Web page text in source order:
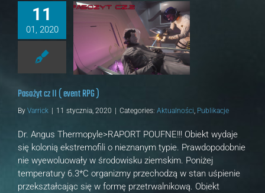
11
01, 2020
Publikacje
Pasożyt cz II ( event RPG )
By Varrick 11 stycznia, 2020 Categories: Aktualności, Publikacje
Dr. Angus Thermopyle>RAPORT POUFNE!!! Obiekt wydaje
się kolonią ekstremofili o nieznanym typie. Prawdopodobnie
nie wyewoluowały w środowisku ziemskim. Poniżej
temperatury 6.3*C organizmy przechodzą w stan uśpienie
przekształcając się w formę przetrwalnikową. Obiekt